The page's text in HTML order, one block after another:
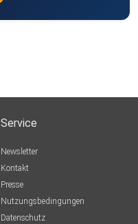
Service
Newsletter
Kontakt
Presse
Nutzungsbedingungen
Datenschutz